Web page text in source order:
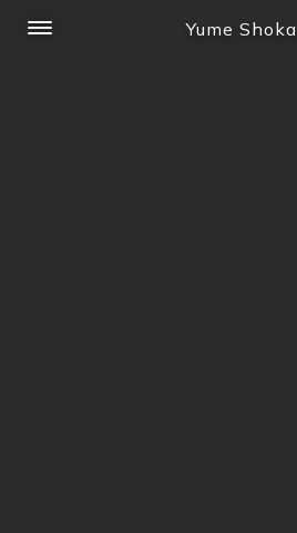
Yume Shoka